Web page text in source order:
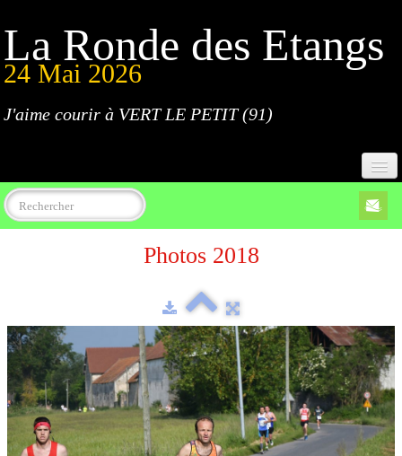
La Ronde des Etangs
24 Mai 2026
J'aime courir à VERT LE PETIT (91)
Accueil
Règlement
Parcours
Résultats
Devenez bénévoles
Photos 2018